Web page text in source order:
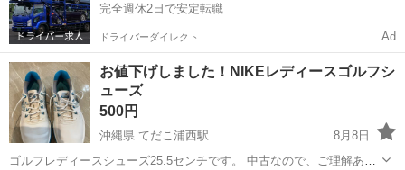
完全週休2日で安定転職
ドライバーダイレクト Ad
お値下げしました！NIKEレディースゴルフシ
ューズ
500円
沖縄県 てだこ浦西駅
8月8日
ゴルフレディースシューズ25.5センチです。 中古なので、ご理解ある